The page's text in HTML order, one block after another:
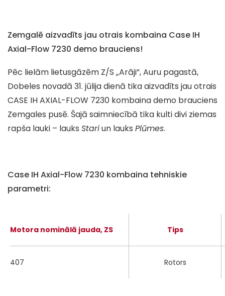
Zemgalē aizvadīts jau otrais kombaina Case IH
Axial-Flow 7230 demo brauciens!
Pēc lielām lietusgāzēm Z/S „Arāji”, Auru pagastā,
Dobeles novadā 31. jūlija dienā tika aizvadīts jau otrais
CASE IH AXIAL-FLOW 7230 kombaina demo brauciens
Zemgales pusē. Šajā saimniecībā tika kulti divi ziemas
rapša lauki – lauks Stariun lauks Plūmes.
Case IH Axial-Flow 7230 kombaina tehniskie
parametri:
Motora nominālā jauda, ZS Tips
407 Rotors